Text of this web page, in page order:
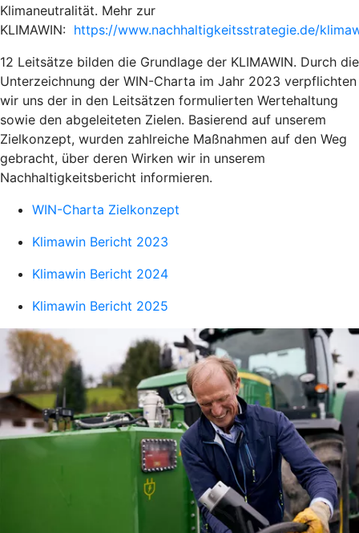
Klimaneutralität. Mehr zur
KLIMAWIN: https://www.nachhaltigkeitsstrategie.de/
12 Leitsätze bilden die Grundlage der KLIMAWIN. Durch die
Unterzeichnung der WIN-Charta im Jahr 2023 verpflichten
wir uns der in den Leitsätzen formulierten Wertehaltung
sowie den abgeleiteten Zielen. Basierend auf unserem
Zielkonzept, wurden zahlreiche Maßnahmen auf den Weg
gebracht, über deren Wirken wir in unserem
Nachhaltigkeitsbericht informieren.
WIN-Charta Zielkonzept
Klimawin Bericht 2023
Klimawin Bericht 2024
Klimawin Bericht 2025